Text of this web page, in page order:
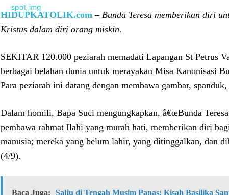
HIDUPKATOLIK.com – Bunda Teresa memberikan diri
Kristus dalam diri orang miskin.
SEKITAR 120.000 peziarah memadati Lapangan St Petrus
berbagai belahan dunia untuk merayakan Misa Kanonisasi
Para peziarah ini datang dengan membawa gambar,
Dalam homili, Bapa Suci mengungkapkan, â€œBunda
pembawa rahmat Ilahi yang murah hati, memberikan diri
manusia; mereka yang belum lahir, yang ditinggalkan, dan
(4/9).
Baca Juga: Salju di Tengah Musim Panas: Kisah Basilika